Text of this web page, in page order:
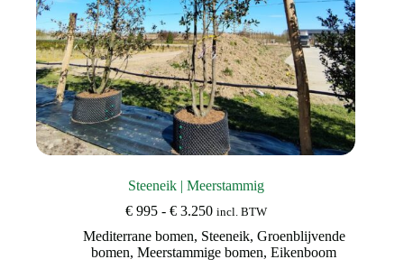
Steeneik | Meerstammig
€995 - €3.250Prijsklasse:
tot
€ 3.250
incl. BTW
Mediterrane bomen, Steeneik, Groenblijvende
bomen,Meerstammige bomen,Eikenboom